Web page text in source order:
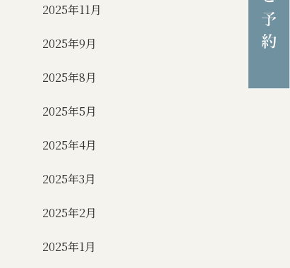
2025年11月
2025年9月
2025年8月
2025年5月
2025年4月
2025年3月
2025年2月
2025年1月